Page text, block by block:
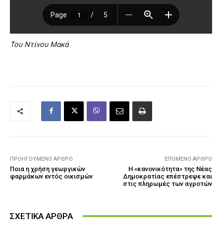
Του Ντίνου Μακά
ΠΡΟΗΓΟΎΜΕΝΟ ΆΡΘΡΟ
Ποια η χρήση γεωργικών
φαρμάκων εντός οικισμών
ΕΠΌΜΕΝΟ ΆΡΘΡΟ
Η «κανονικότητα» της Νέας
Δημοκρατίας επέστρεψε και
στις πληρωμές των αγροτών
ΣΧΕΤΙΚΑ ΑΡΘΡΑ